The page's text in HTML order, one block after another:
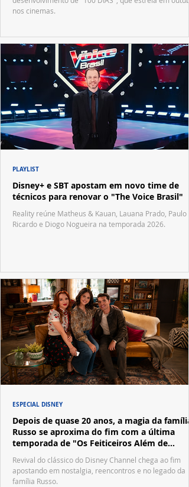
nos cinemas.
Disney+ e SBT apostam em novo time de
técnicos para renovar o "The Voice Brasil"
Reality reúne Matheus & Kauan, Lauana Prado, Paulo
Ricardo e Diogo Nogueira na temporada 2026.
PLAYLIST
Depois de quase 20 anos, a magia da família
Russo se aproxima do fim com a última
temporada de "Os Feiticeiros Além de
Waverly Place"
Revival do clássico do Disney Channel chega ao fim
apostando em nostalgia, reencontros e no legado da
família Russo.
ESPECIAL DISNEY